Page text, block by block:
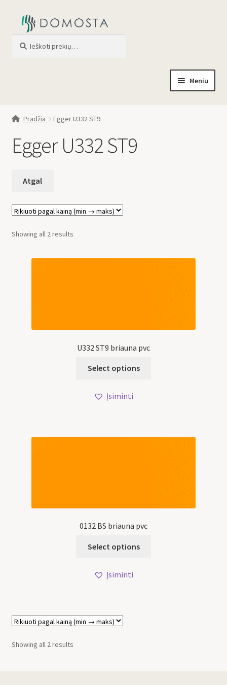
Meniu
Apie mus
Profilis
Pradžia Egger U332 ST9
Egger U332 ST9
Showing all 2 results
U332 ST9 briauna pvc
Select options
Įsiminti
0132 BS briauna pvc
Select options
Įsiminti
Showing all 2 results